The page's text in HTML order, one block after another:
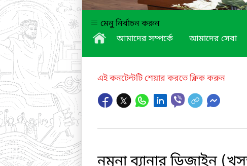
মেনু নির্বাচন করুন
আমাদের সম্পর্কে
আমাদের সেবা
এই কনটেন্টটি শেয়ার করতে ক্লিক করুন
নমুনা ব্যানার ডিজাইন